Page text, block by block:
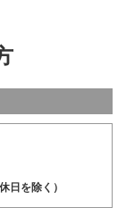
日を除く）